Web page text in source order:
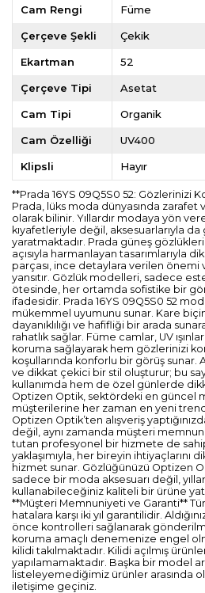
Cam Rengi Füme
Çerçeve Şekli Çekik
Ekartman 52
Çerçeve Tipi Asetat
Cam Tipi Organik
Cam Özelliği UV400
Klipsli Hayır
**Prada 16YS 09Q5S0 52: Gözlerinizi
Prada, lüks moda dünyasında zarafet
olarak bilinir. Yıllardır modaya yön
kıyafetleriyle değil, aksesuarlarıyla
yaratmaktadır. Prada güneş
açısıyla harmanlayan tasarımlarıyla
parçası, ince detaylara verilen
yansıtır. Gözlük modelleri, sadece
ötesinde, her ortamda sofistike bir
ifadesidir. Prada 16YS 09Q5S0 52
mükemmel uyumunu sunar. Kare
dayanıklılığı ve hafifliği bir arada
rahatlık sağlar. Füme camlar, UV
koruma sağlayarak hem gözlerinizi
koşullarında konforlu bir görüş sunar.
ve dikkat çekici bir stil oluşturur; bu
kullanımda hem de özel günlerde
Optizen Optik, sektördeki en güncel
müşterilerine her zaman en yeni
Optizen Optik’ten alışveriş
değil, aynı zamanda müşteri
tutan profesyonel bir hizmete de
yaklaşımıyla, her bireyin ihtiyaçlarını
hizmet sunar. Gözlüğünüzü Optizen
sadece bir moda aksesuarı değil,
kullanabileceğiniz kaliteli bir ürüne
**Müşteri Memnuniyeti ve Garanti**
hatalara karşı iki yıl garantilidir.
önce kontrolleri sağlanarak
koruma amaçlı denemenize engel
kilidi takılmaktadır. Kilidi açılmış
yapılamamaktadır. Başka bir model
listeleyemediğimiz ürünler arasında
iletişime geçiniz.